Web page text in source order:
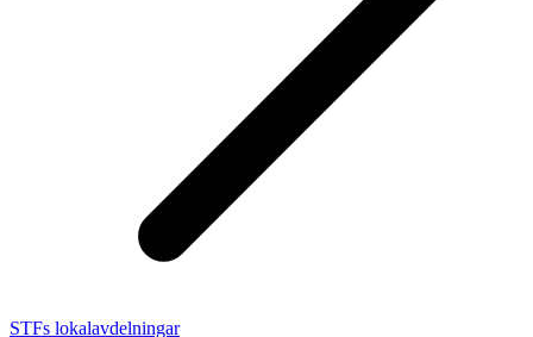
STFs lokalavdelningar